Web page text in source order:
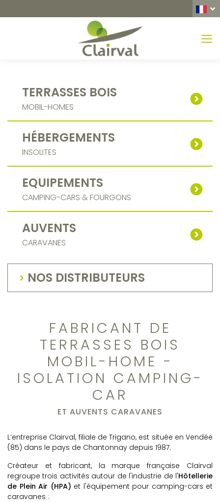
TERRASSES BOIS
MOBIL-HOMES
HÉBERGEMENTS
INSOLITES
EQUIPEMENTS
CAMPING-CARS & FOURGONS
AUVENTS
CARAVANES
NOS DISTRIBUTEURS
FABRICANT DE
TERRASSES BOIS
MOBIL-HOME -
ISOLATION CAMPING-
CAR
ET AUVENTS CARAVANES
L’entreprise Clairval, filiale de Trigano, est située en Vendée
(85) dans le pays de Chantonnay depuis 1987.
Créateur et fabricant, la marque française Clairval
regroupe trois activités autour de l'industrie de l'Hôtellerie
de Plein Air (HPA) et l'équipement pour camping-cars et
caravanes :